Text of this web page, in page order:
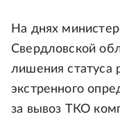
На днях
Свердловской
лишения статуса
экстренного
за вывоз ТКО